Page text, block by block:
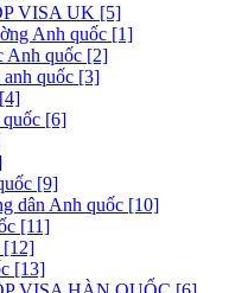
VISA UK [5]
Anh quốc [1]
Anh quốc [2]
anh quốc [3]
quốc [6]
[9]
dân Anh quốc [10]
[11]
[12]
[13]